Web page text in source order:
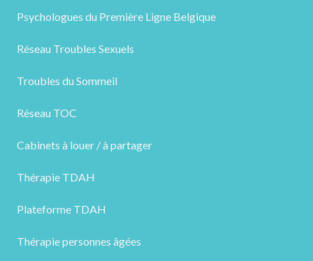
Psychologues du Première Ligne Belgique
Réseau Troubles Sexuels
Troubles du Sommeil
Réseau TOC
Cabinets à louer / à partager
Thérapie TDAH
Plateforme TDAH
Thérapie personnes âgées